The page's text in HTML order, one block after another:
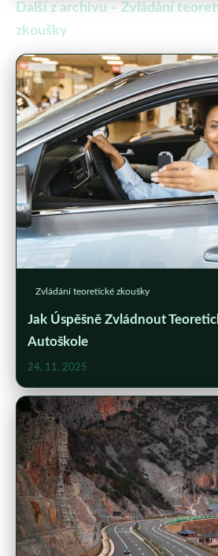
Další z archivu – Zvládání
zkoušky
Zvládání teoretické zkoušky
Jak Úspěšně Zvládnout
Autoškole
24. 11. 2025